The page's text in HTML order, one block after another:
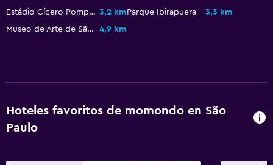
TV de pantalla plana
TV por cable o vía satélite
Lavandería
Servicio de planchado
Estádio Cícero Pompeu de Toledo 3,2 kmParque Ibirapuera
3,3 km
Museo de Arte de São Paulo
4,9 km
Hoteles favoritos de momondo en São
Paulo